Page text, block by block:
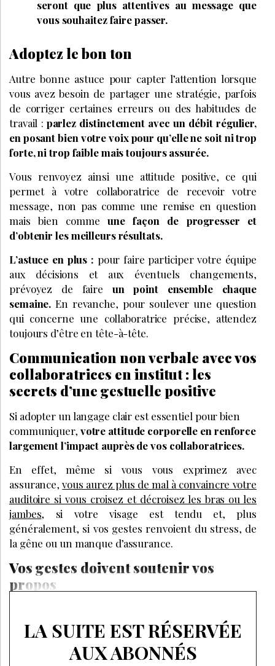
seront que plus attentives au message que
vous souhaitez faire passer.
Adoptez le bon ton
Autre bonne astuce pour capter l’attention lorsque
vous avez besoin de partager une stratégie, parfois
de corriger certaines erreurs ou des habitudes de
travail : parlez distinctement avec un débit régulier,
en posant bien votre voix pour qu’elle ne soit ni trop
forte, ni trop faible mais toujours assurée.
Vous renvoyez ainsi une attitude positive, ce qui
permet à votre collaboratrice de recevoir votre
message, non pas comme une remise en question
mais bien commeune façon de progresser et
d’obtenir les meilleurs résultats.
L’astuce en plus : pour faire participer votre équipe
aux décisions et aux éventuels changements,
prévoyez de faire un point ensemble chaque
semaine. En revanche, pour soulever une question
qui concerne une collaboratrice précise, attendez
toujours d’être en tête-à-tête.
Communication non verbale avec vos
collaboratrices en institut : les
secrets d’une gestuelle positive
Si adopter un langage clair est essentiel pour bien
communiquer, votre attitude corporelle en renforce
largement l’impact auprès de vos collaboratrices.
En effet, même si vous vous exprimez avec
assurance,vous aurez plus de mal à convaincre votre
auditoire si vous croisez et décroisez les bras ou les
jambes, si votre visage est tendu et, plus
généralement, si vos gestes renvoient du stress, de
la gêne ou un manque d’assurance.
Vos gestes doivent soutenir vos
propos
LA SUITE EST RÉSERVÉE
AUX ABONNÉS